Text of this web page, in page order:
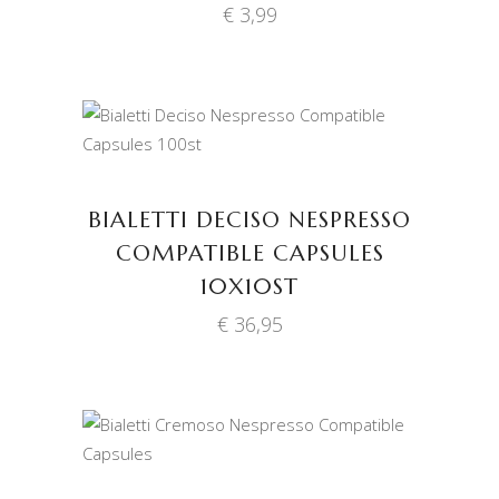
€3,99
TOEVOEGEN AAN
WINKELWAGEN
BIALETTI DECISO NESPRESSO
COMPATIBLE CAPSULES
10X10ST
€36,95